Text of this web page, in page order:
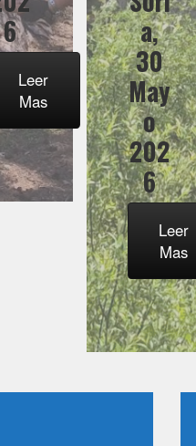
6
Leer
Mas
a,
30
May
o
202
6
Leer
Mas